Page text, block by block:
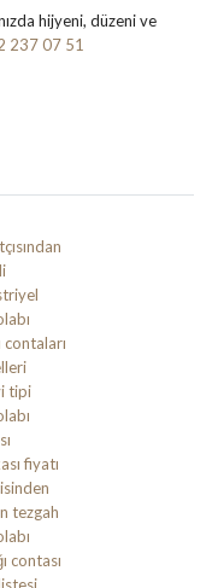
hijyeni, düzeni ve
237 07 51